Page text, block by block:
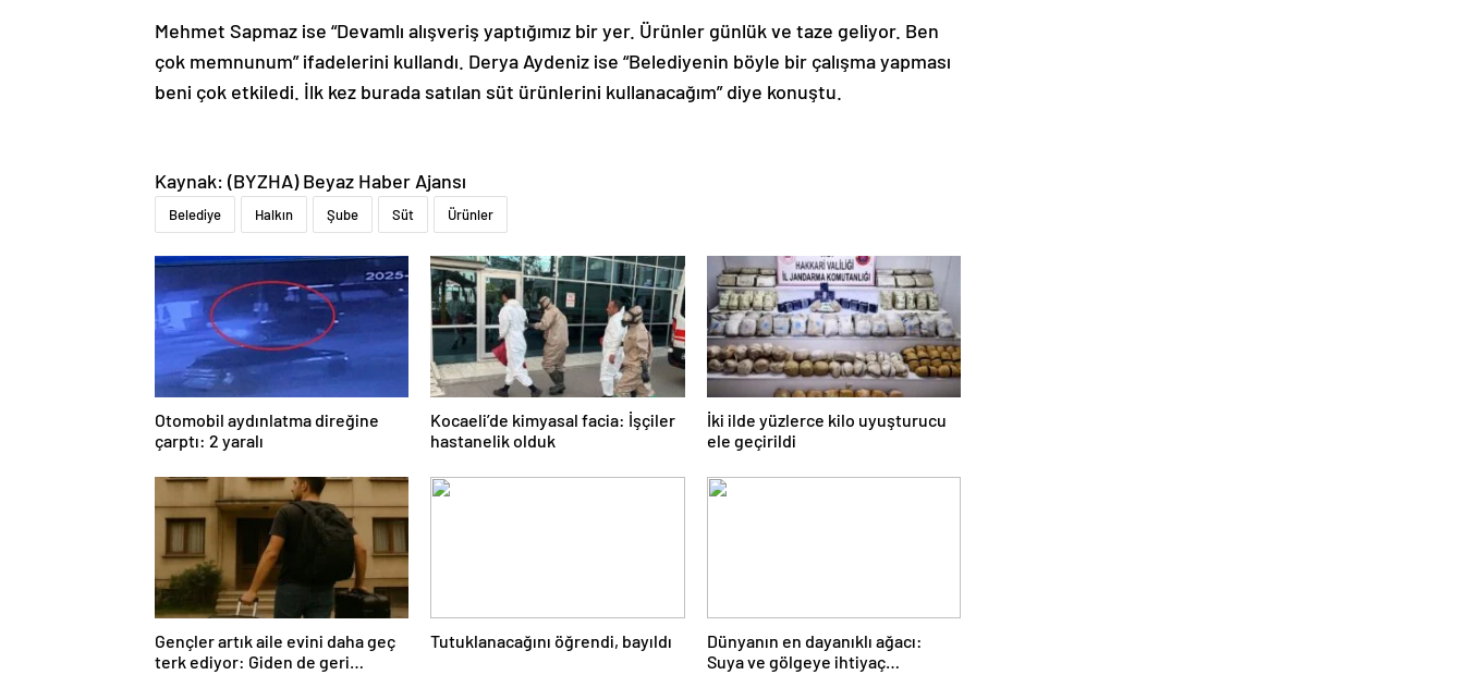
Mehmet Sapmaz ise “Devamlı alışveriş yaptığımız bir yer. Ürünler günlük ve taze geliyor. Ben
çok memnunum” ifadelerini kullandı. Derya Aydeniz ise “Belediyenin böyle bir çalışma yapması
beni çok etkiledi. İlk kez burada satılan süt ürünlerini kullanacağım” diye konuştu.
Kaynak: (BYZHA) Beyaz Haber Ajansı
Belediye Halkın Şube Süt Ürünler
Otomobil aydınlatma direğine
çarptı: 2 yaralı
Kocaeli’de kimyasal facia: İşçiler
hastanelik olduk
İki ilde yüzlerce kilo uyuşturucu
ele geçirildi
Gençler artık aile evini daha geç
terk ediyor: Giden de geri
Tutuklanacağını öğrendi, bayıldı
Dünyanın en dayanıklı ağacı:
Suya ve gölgeye ihtiyaç